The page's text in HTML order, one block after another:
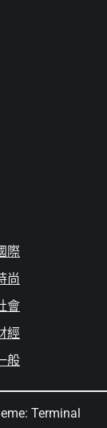
際
尚
會
經
般
Terminal